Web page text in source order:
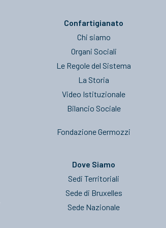
Confartigianato
Chi siamo
Organi Sociali
Le Regole del Sistema
La Storia
Video Istituzionale
Bilancio Sociale
Fondazione Germozzi
Dove Siamo
Sedi Territoriali
Sede di Bruxelles
Sede Nazionale